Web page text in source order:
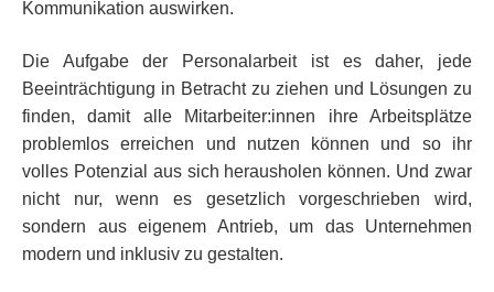
Kommunikation auswirken.
Die Aufgabe der Personalarbeit ist es daher, jede
Beeinträchtigung in Betracht zu ziehen und Lösungen zu
finden, damit alle Mitarbeiter:innen ihre Arbeitsplätze
problemlos erreichen und nutzen können und so ihr
volles Potenzial aus sich herausholen können. Und zwar
nicht nur, wenn es gesetzlich vorgeschrieben wird,
sondern aus eigenem Antrieb, um das Unternehmen
modern und inklusiv zu gestalten.